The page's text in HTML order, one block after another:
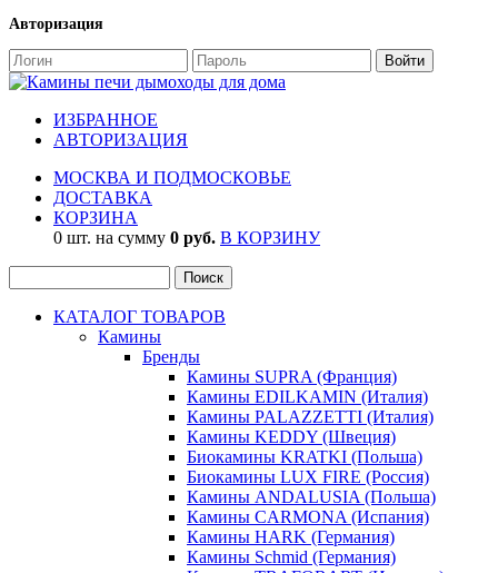
Авторизация
ИЗБРАННОЕ
АВТОРИЗАЦИЯ
МОСКВА И ПОДМОСКОВЬЕ
ДОСТАВКА
КОРЗИНА
0 шт. на сумму 0 руб. В КОРЗИНУ
КАТАЛОГ ТОВАРОВ
Камины
Бренды
Камины SUPRA (Франция)
Камины EDILKAMIN (Италия)
Камины PALAZZETTI (Италия)
Камины KEDDY (Швеция)
Биокамины KRATKI (Польша)
Биокамины LUX FIRE (Россия)
Камины ANDALUSIA (Польша)
Камины CARMONA (Испания)
Камины HARK (Германия)
Камины Schmid (Германия)